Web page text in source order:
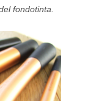
fondotinta.